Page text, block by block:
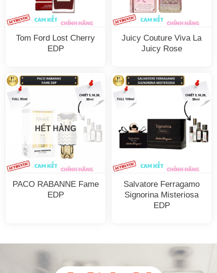
Tom Ford Lost Cherry
EDP
Juicy Couture Viva La
Juicy Rose
HẾT HÀNG
PACO RABANNE Fame
EDP
Salvatore Ferragamo
Signorina Misteriosa
EDP